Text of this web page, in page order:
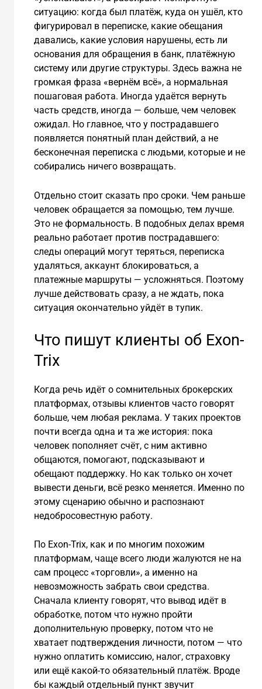
ситуацию: когда был платёж, куда он ушёл, кто
фигурировал в переписке, какие обещания
давались, какие условия нарушены, есть ли
основания для обращения в банк, платёжную
систему или другие структуры. Здесь важна не
громкая фраза «вернём всё», а нормальная
пошаговая работа. Иногда удаётся вернуть
часть средств, иногда — больше, чем человек
ожидал. Но главное, что у пострадавшего
появляется понятный план действий, а не
бесконечная переписка с людьми, которые и не
собирались ничего возвращать.
Отдельно стоит сказать про сроки. Чем раньше
человек обращается за помощью, тем лучше.
Это не формальность. В подобных делах время
реально работает против пострадавшего:
следы операций могут теряться, переписка
удаляться, аккаунт блокироваться, а
платежные маршруты — усложняться. Поэтому
лучше действовать сразу, а не ждать, пока
ситуация окончательно уйдёт в тупик.
Что пишут клиенты об Exon-
Trix
Когда речь идёт о сомнительных брокерских
платформах, отзывы клиентов часто говорят
больше, чем любая реклама. У таких проектов
почти всегда одна и та же история: пока
человек пополняет счёт, с ним активно
общаются, помогают, подсказывают и
обещают поддержку. Но как только он хочет
вывести деньги, всё резко меняется. Именно по
этому сценарию обычно и распознают
недобросовестную работу.
По Exon-Trix, как и по многим похожим
платформам, чаще всего люди жалуются не на
сам процесс «торговли», а именно на
невозможность забрать свои средства.
Сначала клиенту говорят, что вывод идёт в
обработке, потом что нужно пройти
дополнительную проверку, потом что не
хватает подтверждения личности, потом — что
нужно оплатить комиссию, налог, страховку
или ещё какой-то обязательный платёж. Вроде
бы каждый отдельный пункт звучит